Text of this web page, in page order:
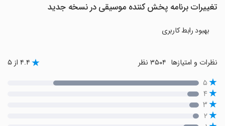
تغییرات برنامه ‏پخش کننده موسیقی در نسخه جدید
بهبود رابط کاربری
نظرات و امتیازها ۴.۴ از ۵
۵
۴
۳
۲